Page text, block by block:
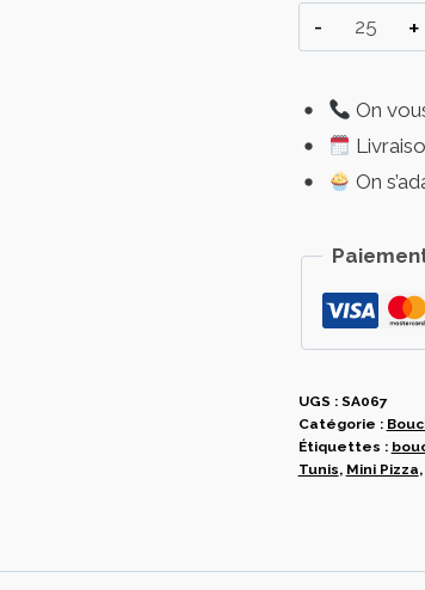
quantité
de
Pizzas
Peperoni
–
Italiennes
On
On
UGS : SA067
Catégorie :
Étiquettes :
Tunis, Mini Pizza,